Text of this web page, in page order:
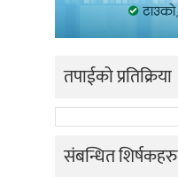
तपाईको प्रतिक्रिया
संबन्धित शिर्षकहरु